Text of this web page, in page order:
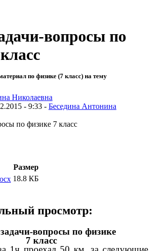
вопросы по
по физике (7 класс) на тему
- 9:33 - Беседина Антонина
по физике 7 класс
Размер
18.8 КБ
просмотр:
вопросы по физике
7 класс